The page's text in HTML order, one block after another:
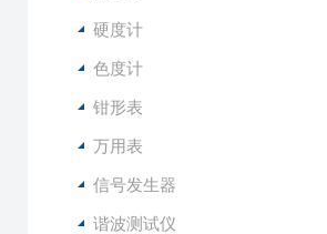
硬度计
色度计
钳形表
万用表
信号发生器
谐波测试仪